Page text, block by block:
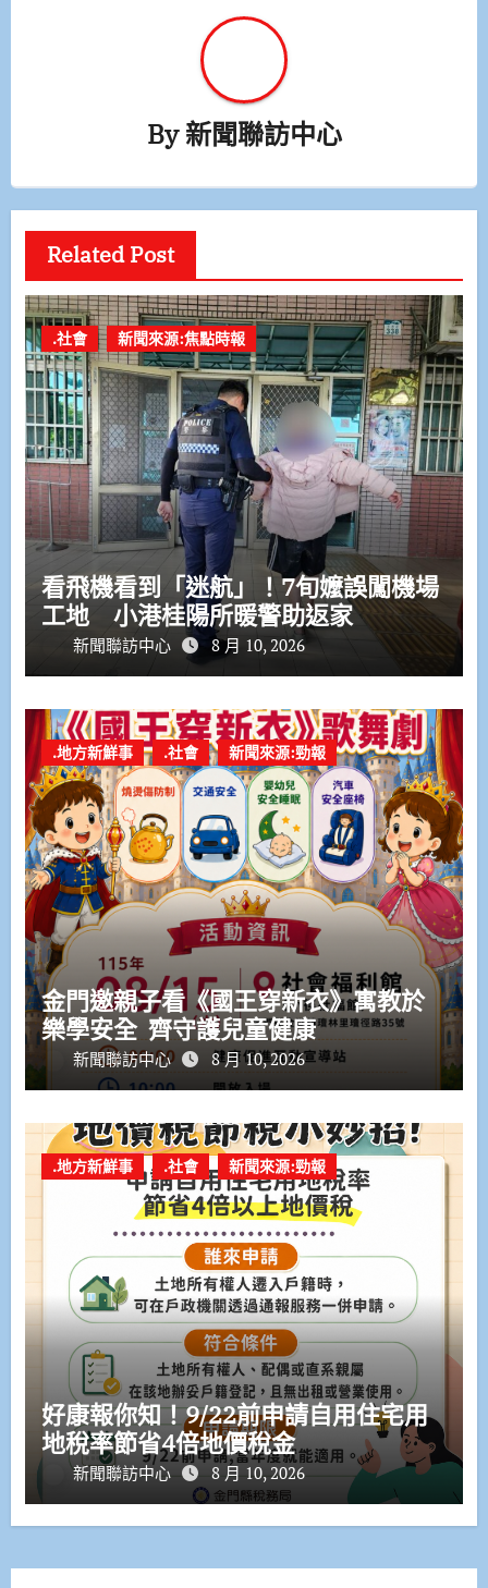
By新聞聯訪中心
Related Post
.社會 新聞來源:焦點時報
看飛機看到「迷航」！7旬嬤誤闖機場
工地 小港桂陽所暖警助返家
新聞聯訪中心 8 月 10, 2026
.地方新鮮事 .社會 新聞來源:勁報
金門邀親子看《國王穿新衣》寓教於
樂學安全 齊守護兒童健康
新聞聯訪中心 8 月 10, 2026
.地方新鮮事 .社會 新聞來源:勁報
好康報你知！9/22前申請自用住宅用
地稅率節省4倍地價稅金
新聞聯訪中心 8 月 10, 2026